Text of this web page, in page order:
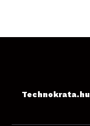
Technokrata.hu